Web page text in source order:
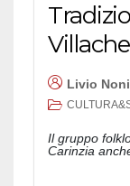
Livio
Il gruppo
Carinzia